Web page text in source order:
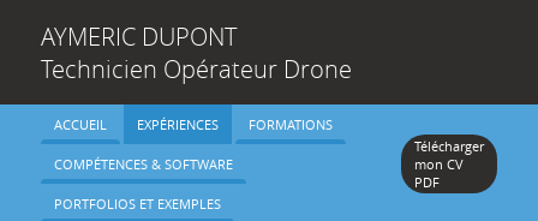
AYMERIC DUPONT
Technicien Opérateur Drone
ACCUEIL EXPÉRIENCES FORMATIONS
COMPÉTENCES & SOFTWARE
PORTFOLIOS ET EXEMPLES
Télécharger
mon CV
PDF